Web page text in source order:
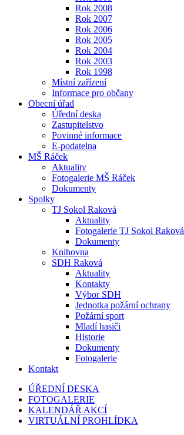
Rok 2008
Rok 2007
Rok 2006
Rok 2005
Rok 2004
Rok 2003
Rok 1998
Místní zařízení
Informace pro občany
Obecní úřad
Úřední deska
Zastupitelstvo
Povinné informace
E-podatelna
MŠ Ráček
Aktuality
Fotogalerie MŠ Ráček
Dokumenty
Spolky
TJ Sokol Raková
Aktuality
Fotogalerie TJ Sokol Raková
Dokumenty
Knihovna
SDH Raková
Aktuality
Kontakty
Výbor SDH
Jednotka požární ochrany
Požární sport
Mladí hasiči
Historie
Dokumenty
Fotogalerie
Kontakt
ÚŘEDNÍ DESKA
FOTOGALERIE
KALENDÁŘ AKCÍ
VIRTUÁLNÍ PROHLÍDKA